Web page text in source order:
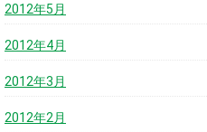
2012年5月
2012年4月
2012年3月
2012年2月